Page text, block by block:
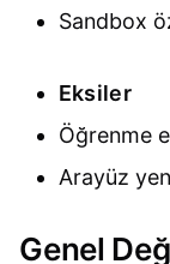
Sandbox
Eksiler
Öğrenme
Arayüz
Genel